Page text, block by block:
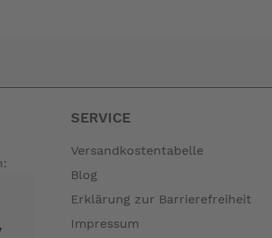
SERVICE
Versandkostentabelle
Blog
Erklärung zur Barrierefreiheit
Impressum